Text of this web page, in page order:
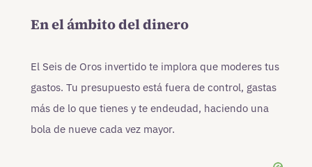
En el ámbito del dinero
El Seis de Oros invertido te implora que moderes tus
gastos. Tu presupuesto está fuera de control, gastas
más de lo que tienes y te endeudad, haciendo una
bola de nueve cada vez mayor.